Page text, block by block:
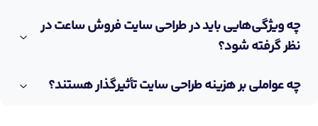
چه ویژگی‌هایی باید در طراحی سایت فروش ساعت در
نظر گرفته شود؟
چه عواملی بر هزینه طراحی سایت تأثیرگذار هستند؟